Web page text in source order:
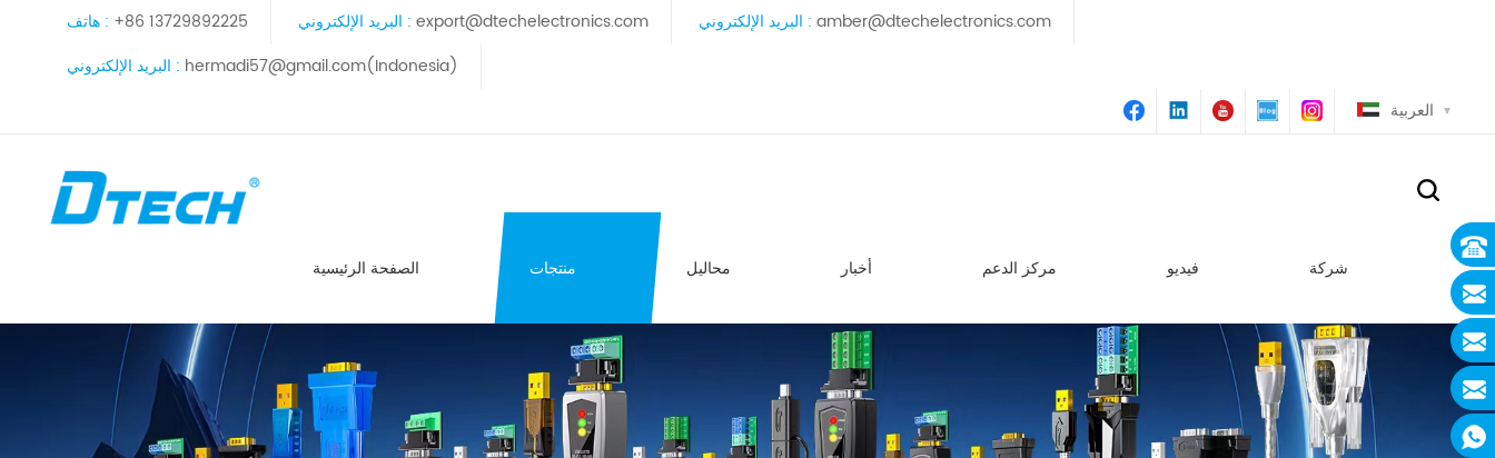
هاتف : +86 13729892225 البريد الإلكتروني : export@dtechelectronics.com البريد الإلكتروني : amber@dtechelectronics.com
البريد الإلكتروني : hermadi57@gmail.com(Indonesia)
العربية
الصفحة الرئيسية منتجات محاليل أخبار مركز الدعم فيديو شركة